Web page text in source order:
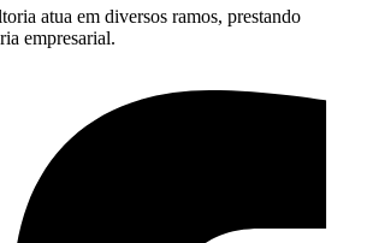
atua em diversos ramos, prestando
empresarial.